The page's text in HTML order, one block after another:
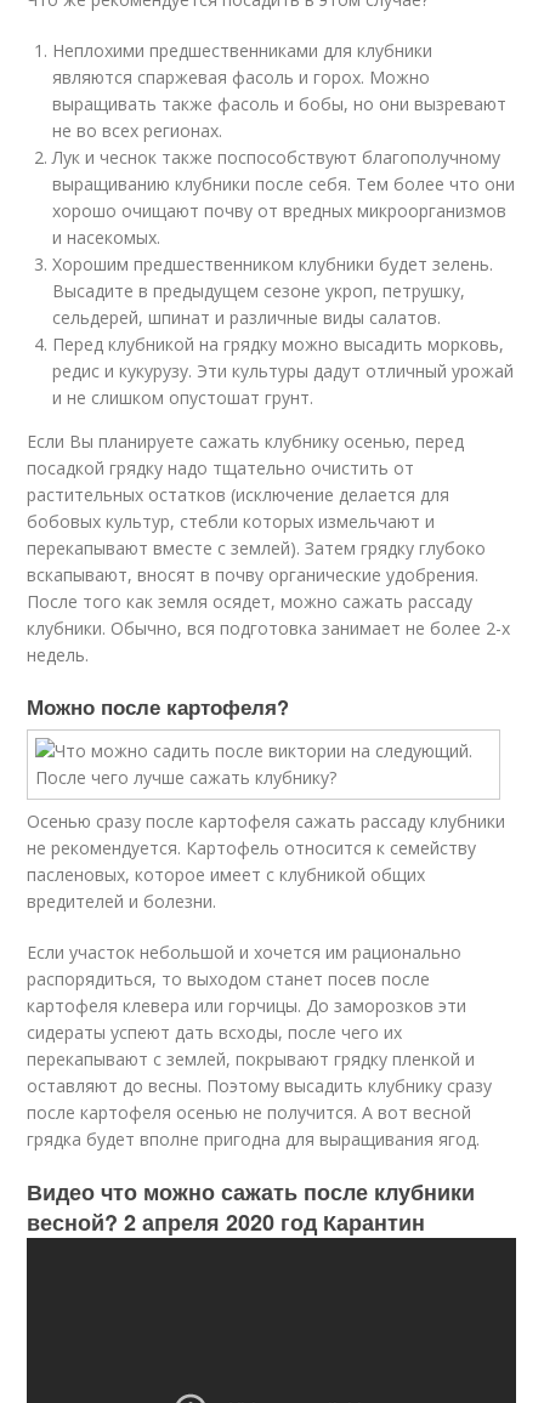
Неплохими предшественниками для клубники
являются спаржевая фасоль и горох. Можно
выращивать также фасоль и бобы, но они вызревают
не во всех регионах.
Лук и чеснок также поспособствуют благополучному
выращиванию клубники после себя. Тем более что они
хорошо очищают почву от вредных микроорганизмов
и насекомых.
Хорошим предшественником клубники будет зелень.
Высадите в предыдущем сезоне укроп, петрушку,
сельдерей, шпинат и различные виды салатов.
Перед клубникой на грядку можно высадить морковь,
редис и кукурузу. Эти культуры дадут отличный урожай
и не слишком опустошат грунт.
Если Вы планируете сажать клубнику осенью, перед
посадкой грядку надо тщательно очистить от
растительных остатков (исключение делается для
бобовых культур, стебли которых измельчают и
перекапывают вместе с землей). Затем грядку глубоко
вскапывают, вносят в почву органические удобрения.
После того как земля осядет, можно сажать рассаду
клубники. Обычно, вся подготовка занимает не более 2-х
недель.
Можно после картофеля?
Осенью сразу после картофеля сажать рассаду клубники
не рекомендуется. Картофель относится к семейству
пасленовых, которое имеет с клубникой общих
вредителей и болезни.
Если участок небольшой и хочется им рационально
распорядиться, то выходом станет посев после
картофеля клевера или горчицы. До заморозков эти
сидераты успеют дать всходы, после чего их
перекапывают с землей, покрывают грядку пленкой и
оставляют до весны. Поэтому высадить клубнику сразу
после картофеля осенью не получится. А вот весной
грядка будет вполне пригодна для выращивания ягод.
Видео что можно сажать после клубники
весной? 2 апреля 2020 год Карантин